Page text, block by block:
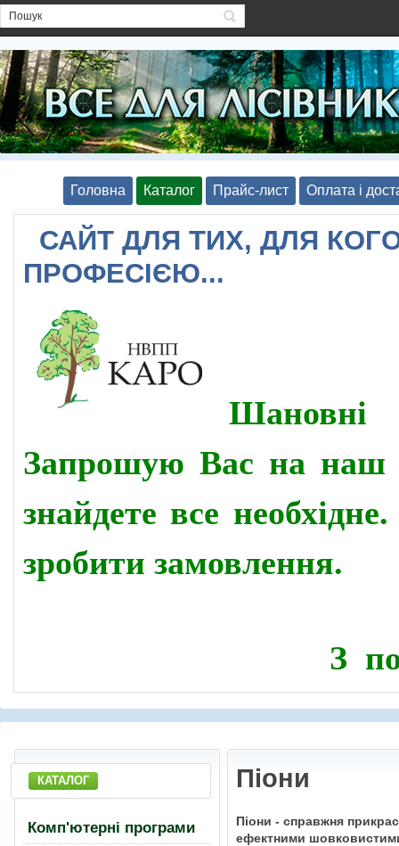
Головна Каталог Прайс-лист Оплата і
САЙТ ДЛЯ ТИХ, ДЛЯ
ПРОФЕСІЄЮ...
Запрошую Вас на наш
знайдете все
зробити замовлення.
З
Піони
Піони - справжня
ефектними
КАТАЛОГ
Комп'ютерні програми